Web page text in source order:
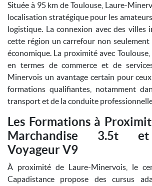
Située à 95 km de Toulouse, Laure-
localisation stratégique pour les
logistique. La connexion avec des villes
cette région un carrefour non seulement
économique. La proximité avec
en termes de commerce et de
Minervois un avantage certain pour
formations qualifiantes, notamment
transport et de la conduite
Les Formations à
Marchandise 3.5t
Voyageur V9
À proximité de Laure-Minervois, le
Capadistance propose des cursus